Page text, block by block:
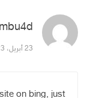
23 أبريل، 2023 - 3:59 م
on bing, just